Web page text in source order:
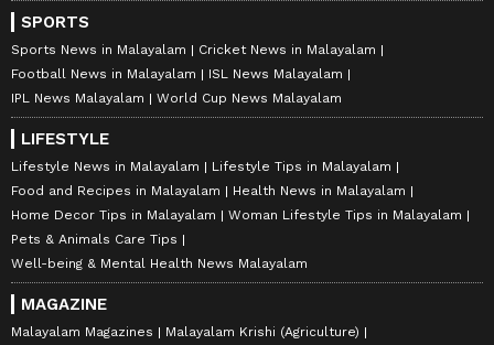
SPORTS
Sports News in Malayalam
Cricket News in Malayalam
Football News in Malayalam
ISL News Malayalam
IPL News Malayalam
World Cup News Malayalam
LIFESTYLE
Lifestyle News in Malayalam
Lifestyle Tips in Malayalam
Food and Recipes in Malayalam
Health News in Malayalam
Home Decor Tips in Malayalam
Woman Lifestyle Tips in Malayalam
Pets & Animals Care Tips
Well-being & Mental Health News Malayalam
MAGAZINE
Malayalam Magazines
Malayalam Krishi (Agriculture)